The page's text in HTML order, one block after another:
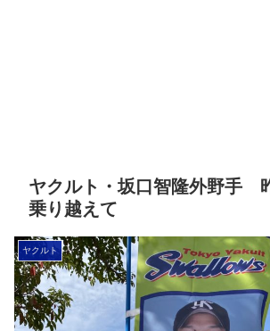
ヤクルト・坂口智隆外野手
乗り越えて
ヤクルト